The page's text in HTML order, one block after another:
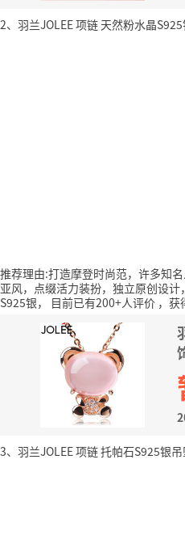
2、羽兰JOLEE 项链 天然粉水晶
推荐理由:打造摩登时尚范，许多知
亚风，点缀活力装扮，独立原创设计
S925银，
目前已有200+人评价 ，获
3、羽兰JOLEE 项链 托帕石S925银